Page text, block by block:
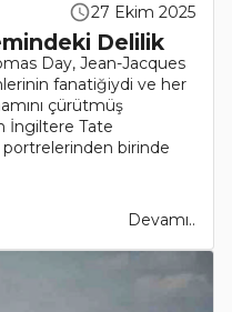
27 Ekim 2025
Delilik
Day, Jean-Jacques
fanatiğiydi ve her
çürütmüş
İngiltere Tate
portrelerinden birinde
Devamı..